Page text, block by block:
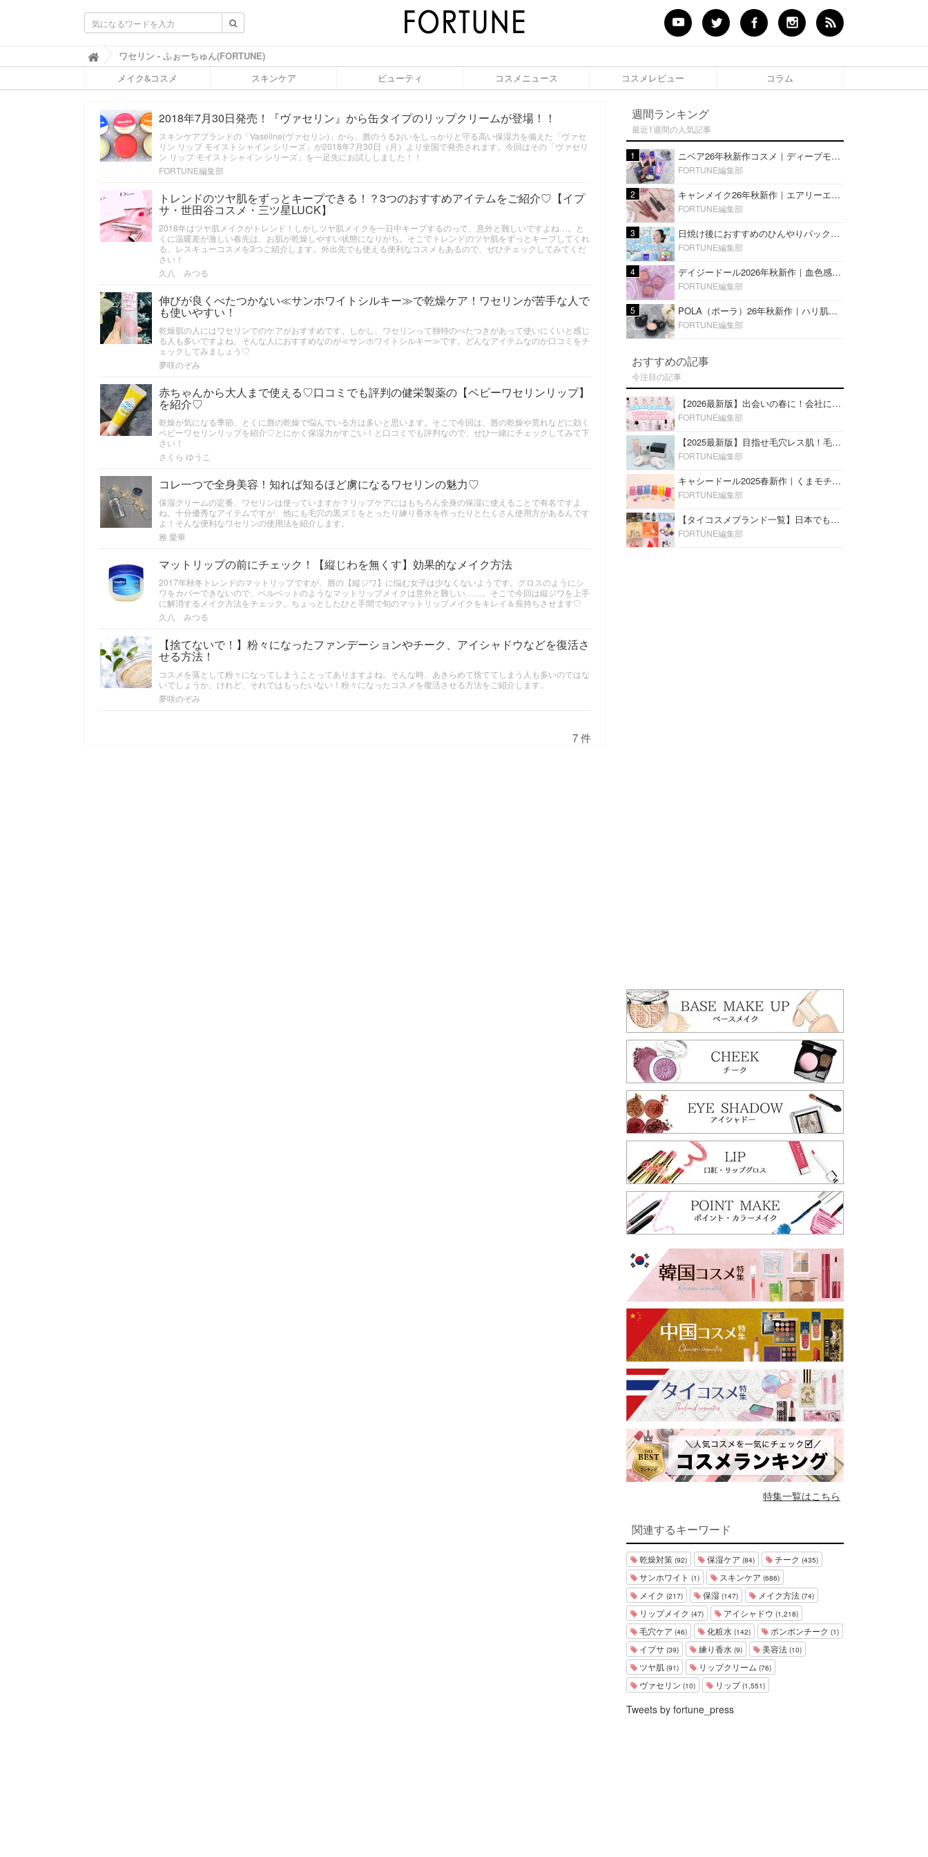
ふ
ぉ
ち
ん
(
F
O
N
)
ワセリン - ふぉーちゅん(FORTUNE)
メイク&コスメ スキンケア ビューティ コスメニュース コスメレビュー コラム
2018年7月30日発売！『ヴァセリン』から缶タイプのリップクリームが登場！！
スキンケアブランドの「Vaseline(ヴァセリン)」から、唇のうるおいをしっかりと守る高い保湿力を備えた「ヴァセ
リン リップ モイストシャイン シリーズ」が2018年7月30日（月）より全国で発売されます。今回はその「ヴァセリ
ン リップ モイストシャイン シリーズ」を一足先にお試ししました！！
FORTUNE編集部
トレンドのツヤ肌をずっとキープできる！？3つのおすすめアイテムをご紹介♡【イプ
サ・世田谷コスメ・三ツ星LUCK】
2018年はツヤ肌メイクがトレンド！しかしツヤ肌メイクを一日中キープするのって、意外と難しいですよね…。と
くに温暖差が激しい春先は、お肌が乾燥しやすい状態になりがち。そこでトレンドのツヤ肌をずっとキープしてくれ
る、レスキューコスメを3つご紹介します。外出先でも使える便利なコスメもあるので、ぜひチェックしてみてくだ
さい！
久八 みつる
伸びが良くべたつかない≪サンホワイトシルキー≫で乾燥ケア！ワセリンが苦手な人で
も使いやすい！
乾燥肌の人にはワセリンでのケアがおすすめです。しかし、ワセリンって独特のべたつきがあって使いにくいと感じ
る人も多いですよね。そんな人におすすめなのが≪サンホワイトシルキー≫です。どんなアイテムなのか口コミをチ
ェックしてみましょう♡
夢咲のぞみ
赤ちゃんから大人まで使える♡口コミでも評判の健栄製薬の【ベビーワセリンリップ】
を紹介♡
乾燥が気になる季節、とくに唇の乾燥で悩んでいる方は多いと思います。そこで今回は、唇の乾燥や荒れなどに効く
ベビーワセリンリップを紹介♡とにかく保湿力がすごい！と口コミでも評判なので、ぜひ一緒にチェックしてみて下
さい！
さくら ゆうこ
コレ一つで全身美容！知れば知るほど虜になるワセリンの魅力♡
保湿クリームの定番、ワセリンは使っていますか？リップケアにはもちろん全身の保湿に使えることで有名ですよ
ね。十分優秀なアイテムですが、他にも毛穴の黒ズミをとったり練り香水を作ったりとたくさん使用方があるんです
よ！そんな便利なワセリンの使用法を紹介します。
雅 愛華
マットリップの前にチェック！【縦じわを無くす】効果的なメイク方法
2017年秋冬トレンドのマットリップですが、唇の【縦ジワ】に悩む女子は少なくないようです。グロスのようにシ
ワをカバーできないので、ベルベットのようなマットリップメイクは意外と難しい……。そこで今回は縦ジワを上手
に解消するメイク方法をチェック。ちょっとしたひと手間で旬のマットリップメイクをキレイ＆長持ちさせます♡
久八 みつる
【捨てないで！】粉々になったファンデーションやチーク、アイシャドウなどを復活さ
せる方法！
コスメを落として粉々になってしまうことってありますよね。そんな時、あきらめて捨ててしまう人も多いのではな
いでしょうか。けれど、それではもったいない！粉々になったコスメを復活させる方法をご紹介します。
夢咲のぞみ
7 件
週間ランキング
最近1週間の人気記事
1 ニベア26年秋新作コスメ｜ディープモイスチャーリップの美容液タイプや2in1ボディクリームスクラブも
FORTUNE編集部
2 キャンメイク26年秋新作｜エアリーエクステンションライナー＆カールスナイパーマスカラ新色をレビュー
FORTUNE編集部
3 日焼け後におすすめのひんやりパック14選｜暑い夏にぴったりな冷凍／鎮静／うるおいチャージマスクを紹介
FORTUNE編集部
4 デイジードール2026年秋新作｜血色感が可愛い♡『パウダー ブラッシュ ブルーム』新3色をレビュー
FORTUNE編集部
5 POLA（ポーラ）26年秋新作｜ハリ肌を叶える『B.A デイ プランプ ファンデーション』を口コミ
FORTUNE編集部
おすすめの記事
今注目の記事
【2026最新版】出会いの春に！会社にもおすすめの好印象な香水14選♡ビジネスの場での香水マナーも
FORTUNE編集部
【2025最新版】目指せ毛穴レス肌！毛穴を埋めて隠す「おすすめ部分用下地＆プライマー」ランキング♡
FORTUNE編集部
キャシードール2025春新作｜くまモチーフのミニリップ「シャイニーベア リップモイスト」をレビュー♡
FORTUNE編集部
【タイコスメブランド一覧】日本でも人気沸騰中の“タイコスメ”ブランド20選！
FORTUNE編集部
特集一覧はこちら
関連するキーワード
乾燥対策 (92) 保湿ケア (84) チーク (435)
サンホワイト (1) スキンケア (686)
メイク (217) 保湿 (147) メイク方法 (74)
リップメイク (47) アイシャドウ (1,218)
毛穴ケア (46) 化粧水 (142) ポンポンチーク (1)
イプサ (39) 練り香水 (9) 美容法 (10)
ツヤ肌 (91) リップクリーム (76)
ヴァセリン (10) リップ(1,551)
Tweets by fortune_press